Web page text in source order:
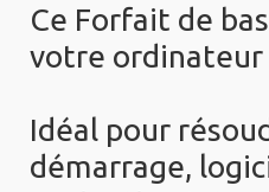
Ce Forfait de
votre
Idéal pour
démarrage,